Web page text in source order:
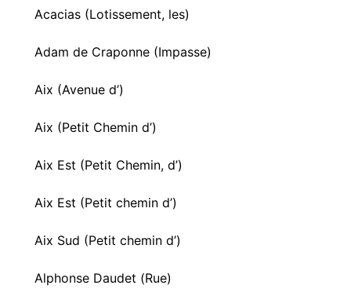
Acacias (Lotissement, les)
Adam de Craponne (Impasse)
Aix (Avenue d’)
Aix (Petit Chemin d’)
Aix Est (Petit Chemin, d’)
Aix Est (Petit chemin d’)
Aix Sud (Petit chemin d’)
Alphonse Daudet (Rue)